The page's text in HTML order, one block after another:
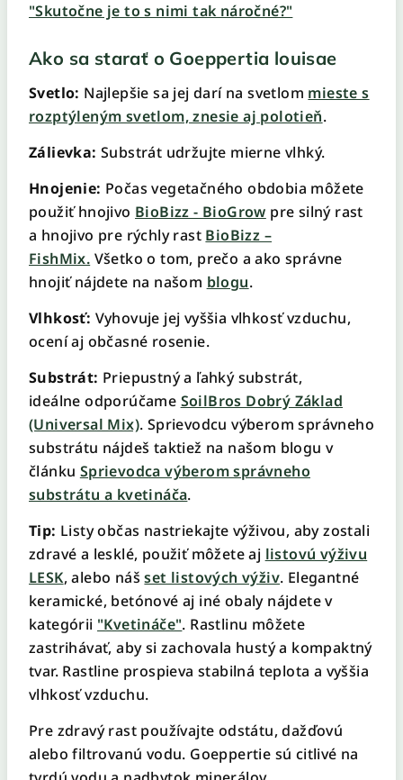
"Skutočne je to s nimi tak náročné?"
Ako sa starať o Goeppertia louisae
Svetlo: Najlepšie sa jej darí na svetlom mieste s
rozptýleným svetlom, znesie aj polotieň.
Zálievka: Substrát udržujte mierne vlhký.
Hnojenie: Počas vegetačného obdobia môžete
použiť hnojivo BioBizz - BioGrow pre silný rast
a hnojivo pre rýchly rast BioBizz –
FishMix. Všetko o tom, prečo a ako správne
hnojiť nájdete na našom blogu.
Vlhkosť: Vyhovuje jej vyššia vlhkosť vzduchu,
ocení aj občasné rosenie.
Substrát: Priepustný a ľahký substrát,
ideálne odporúčame SoilBros Dobrý Základ
(Universal Mix). Sprievodcu výberom správneho
substrátu nájdeš taktiež na našom blogu v
článku Sprievodca výberom správneho
substrátu a kvetináča.
Tip: Listy občas nastriekajte výživou, aby zostali
zdravé a lesklé, použiť môžete aj listovú výživu
LESK, alebo nášset listových výživ. Elegantné
keramické, betónové aj iné obaly nájdete v
kategórii "Kvetináče". Rastlinu môžete
zastrihávať, aby si zachovala hustý a kompaktný
tvar. Rastline prospieva stabilná teplota a vyššia
vlhkosť vzduchu.
Pre zdravý rast používajte odstátu, dažďovú
alebo filtrovanú vodu. Goeppertie sú citlivé na